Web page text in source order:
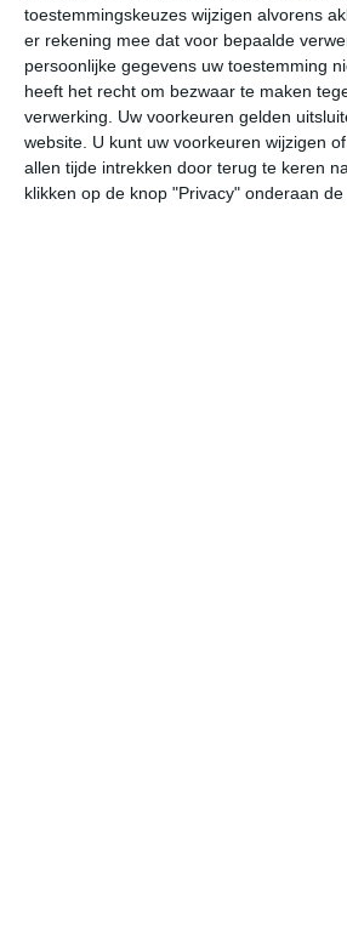
toestemmingskeuzes wijzigen alvorens
er rekening mee dat voor bepaalde
persoonlijke gegevens uw toestemming
heeft het recht om bezwaar te maken
verwerking. Uw voorkeuren gelden
website. U kunt uw voorkeuren wijzigen
allen tijde intrekken door terug te keren
klikken op de knop "Privacy" onderaan de
05:00 08:00 11:00
05:00 08:00 11:00